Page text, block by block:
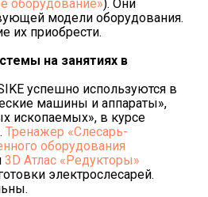
оборудование»). Они
модели оборудования.
их приобрести.
на занятиях в
успешно используются в
машины и аппараты»,
ископаемых», в курсе
Тренажер «Слесарь-
оборудования
3D Атлас «Редукторы»
электрослесарей.